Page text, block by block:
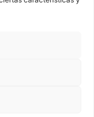
PRIVACIDAD
2023.